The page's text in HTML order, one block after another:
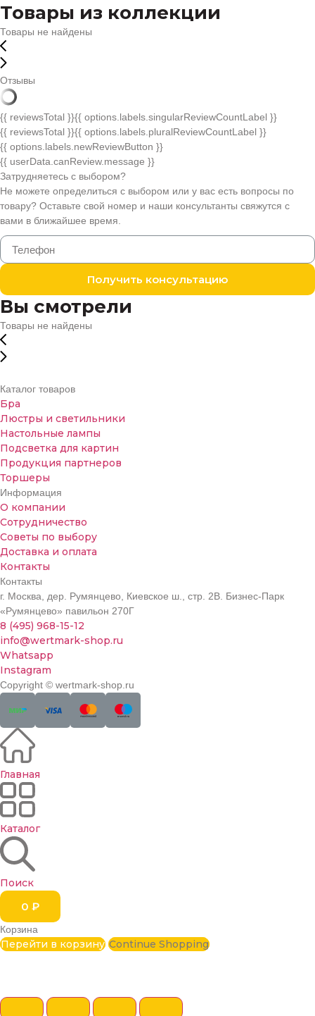
Товары из коллекции
Товары не найдены
Отзывы
{{ reviewsTotal }}{{ options.labels.singularReviewCountLabel }}
{{ reviewsTotal }}{{ options.labels.pluralReviewCountLabel }}
{{ options.labels.newReviewButton }}
{{ userData.canReview.message }}
Затрудняетесь с выбором?
Не можете определиться с выбором или у вас есть вопросы по
товару? Оставьте свой номер и наши консультанты свяжутся с
вами в ближайшее время.
Получить консультацию
Вы смотрели
Товары не найдены
Каталог товаров
Бра
Люстры и светильники
Настольные лампы
Подсветка для картин
Продукция партнеров
Торшеры
Информация
О компании
Сотрудничество
Советы по выбору
Доставка и оплата
Контакты
Контакты
г. Москва, дер. Румянцево, Киевское ш., стр. 2В. Бизнес-Парк
«Румянцево» павильон 270Г
8 (495) 968-15-12
info@wertmark-shop.ru
Whatsapp
Instagram
Copyright © wertmark-shop.ru
Главная
Каталог
Поиск
0 ₽
Корзина
Перейти в корзину Continue Shopping